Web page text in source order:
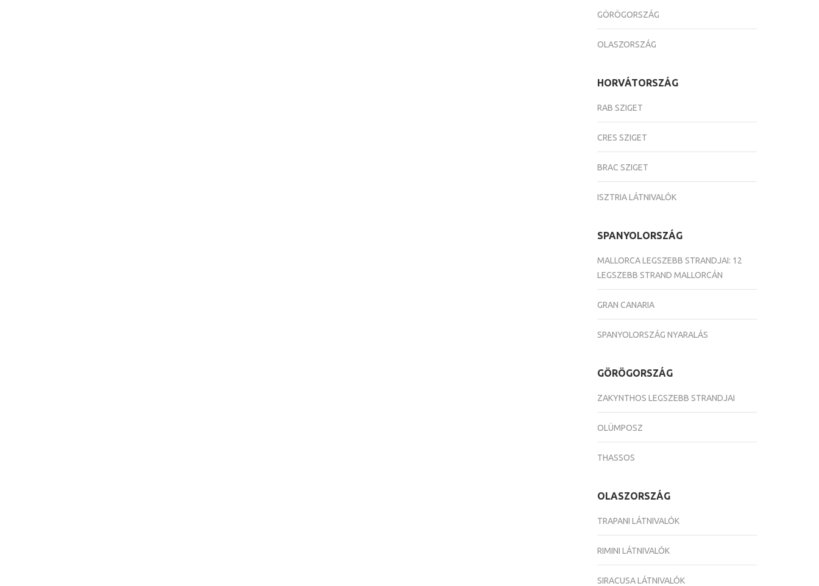
GÖRÖGORSZÁG
OLASZORSZÁG
HORVÁTORSZÁG
RAB SZIGET
CRES SZIGET
BRAC SZIGET
ISZTRIA LÁTNIVALÓK
SPANYOLORSZÁG
MALLORCA LEGSZEBB STRANDJAI: 12
LEGSZEBB STRAND MALLORCÁN
GRAN CANARIA
SPANYOLORSZÁG NYARALÁS
GÖRÖGORSZÁG
ZAKYNTHOS LEGSZEBB STRANDJAI
OLÜMPOSZ
THASSOS
OLASZORSZÁG
TRAPANI LÁTNIVALÓK
RIMINI LÁTNIVALÓK
SIRACUSA LÁTNIVALÓK